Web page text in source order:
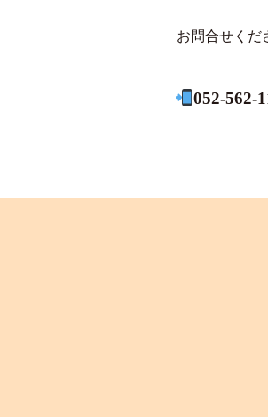
お問合せくだ
052-562-